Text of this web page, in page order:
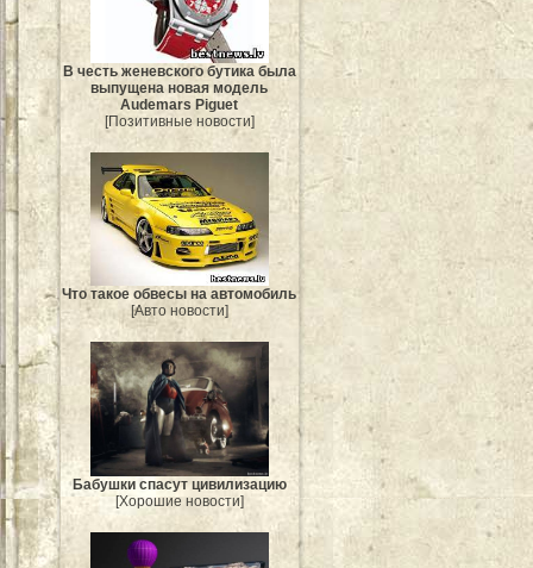
В честь женевского бутика была
выпущена новая модель
Audemars Piguet
[Позитивные новости]
Что такое обвесы на автомобиль
[Авто новости]
Бабушки спасут цивилизацию
[Хорошие новости]